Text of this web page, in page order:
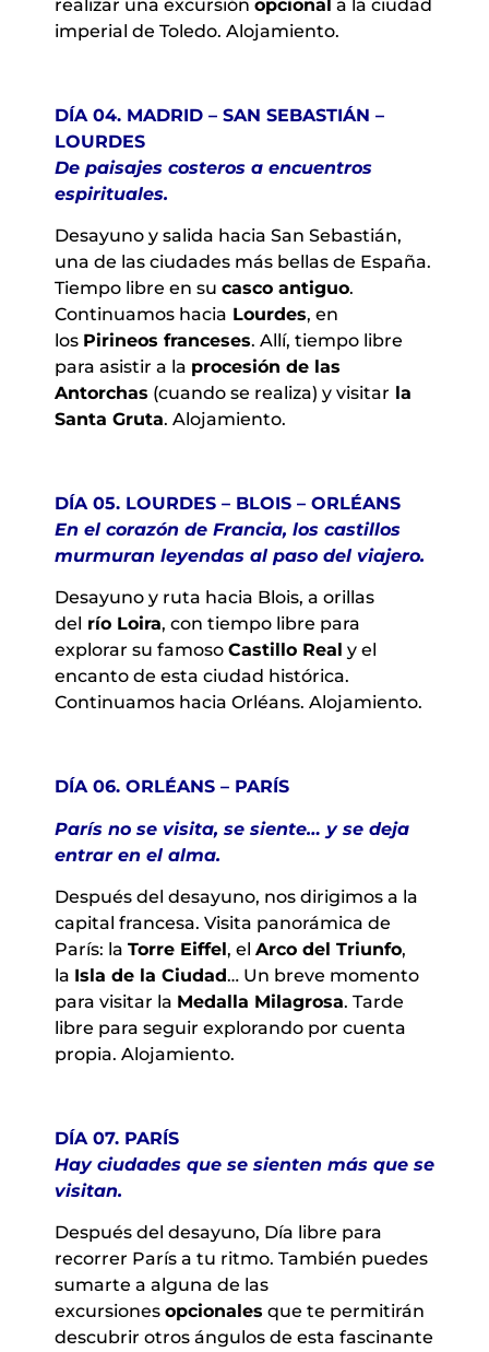
realizar una excursión opcional a la ciudad
imperial de Toledo. Alojamiento.
DÍA 04. MADRID – SAN SEBASTIÁN –
LOURDES
De paisajes costeros a encuentros
espirituales.
Desayuno y salida hacia San Sebastián,
una de las ciudades más bellas de España.
Tiempo libre en su casco antiguo.
Continuamos hacia Lourdes, en
los Pirineos franceses. Allí, tiempo libre
para asistir a la procesión de las
Antorchas (cuando se realiza) y visitar la
Santa Gruta. Alojamiento.
DÍA 05. LOURDES – BLOIS – ORLÉANS
En el corazón de Francia, los castillos
murmuran leyendas al paso del viajero.
Desayuno y ruta hacia Blois, a orillas
del río Loira, con tiempo libre para
explorar su famoso Castillo Real y el
encanto de esta ciudad histórica.
Continuamos hacia Orléans. Alojamiento.
DÍA 06. ORLÉANS – PARÍS
París no se visita, se siente… y se deja
entrar en el alma.
Después del desayuno, nos dirigimos a la
capital francesa. Visita panorámica de
París: la Torre Eiffel, el Arco del Triunfo,
la Isla de la Ciudad… Un breve momento
para visitar la Medalla Milagrosa. Tarde
libre para seguir explorando por cuenta
propia. Alojamiento.
DÍA 07. PARÍS
Hay ciudades que se sienten más que se
visitan.
Después del desayuno, Día libre para
recorrer París a tu ritmo. También puedes
sumarte a alguna de las
excursiones opcionales que te permitirán
descubrir otros ángulos de esta fascinante